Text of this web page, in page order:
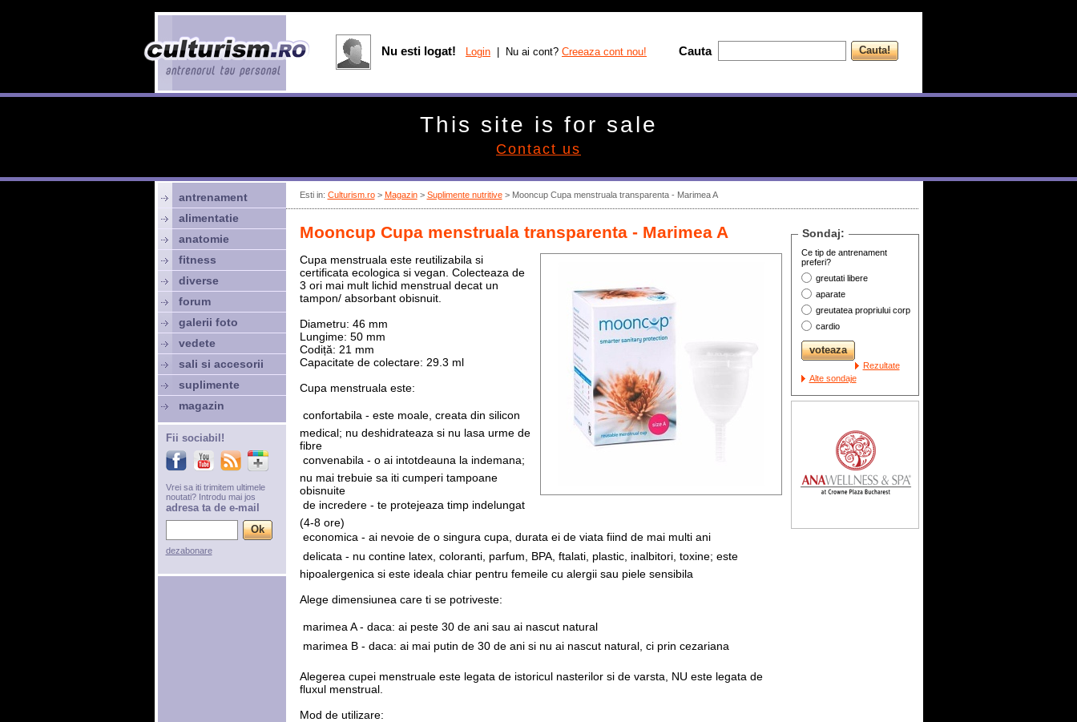
Esti in: Culturism.ro> Magazin> Suplimente nutritive> Mooncup Cupa menstruala transparenta - Marimea A
Mooncup Cupa menstruala transparenta - Marimea A
Cupa menstruala este reutilizabila si
certificata ecologica si vegan. Colecteaza de
3 ori mai mult lichid menstrual decat un
tampon/ absorbant obisnuit.
Diametru: 46 mm​
Lungime: 50 mm
Codiță: 21 mm
Capacitate de colectare: 29.3 ml
Cupa menstruala este:
 confortabila - este moale, creata din silicon
medical; nu deshidrateaza si nu lasa urme de
fibre
 convenabila - o ai intotdeauna la indemana;
nu mai trebuie sa iti cumperi tampoane
obisnuite
 de incredere - te protejeaza timp indelungat
(4-8 ore)
 economica - ai nevoie de o singura cupa, durata ei de viata fiind de mai multi ani
 delicata - nu contine latex, coloranti, parfum, BPA, ftalati, plastic, inalbitori, toxine; este
hipoalergenica si este ideala chiar pentru femeile cu alergii sau piele sensibila
Alege dimensiunea care ti se potriveste:
 marimea A - daca: ai peste 30 de ani sau ai nascut natural
 marimea B - daca: ai mai putin de 30 de ani si nu ai nascut natural, ci prin cezariana
Alegerea cupei menstruale este legata de istoricul nasterilor si de varsta, NU este legata de
fluxul menstrual.
Mod de utilizare:
Sondaj:
Ce tip de antrenament
preferi?
greutati libere
aparate
greutatea propriului corp
cardio
Rezultate
Alte sondaje
antrenament
alimentatie
anatomie
fitness
diverse
forum
galerii foto
vedete
sali si accesorii
suplimente
magazin
Fii sociabil!
Vrei sa iti trimitem ultimele
noutati? Introdu mai jos
adresa ta de e-mail
dezabonare
Nu esti logat! Login | Nu ai cont? Creeaza cont nou! Cauta
This site is for sale
Contact us